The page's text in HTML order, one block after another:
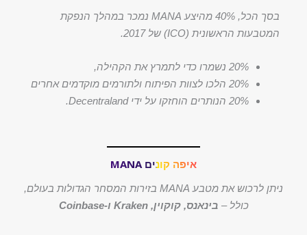
בסך הכל, 40% מהיצע MANA נמכר במהלך הנפקת
המטבעות הראשונית (ICO) של 2017.
20% נשמרו כדי לתמרץ את הקהילה,
20% הלכו לצוות הפיתוח ולתורמים מוקדמים אחרים
20% הנותרים הוחזקו על ידי Decentraland.
איפה קונים MANA
ניתן לרכוש את מטבע MANA בזירות המסחר הגדולות בעולם,
כולל – בינאנס, קוקוין, Kraken ו-Coinbase